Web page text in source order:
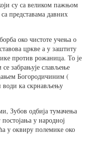
су са великом пажњом
представама давних
око чистоте учења о
цркве а у заштиту
против рожаница. То је
забрањује слављење
Богородичиним (
води ка скрнављењу
Зубов одбија тумачења
у народној
у оквиру полемике око